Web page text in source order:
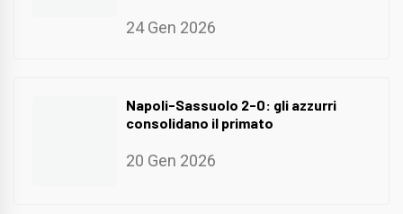
24 Gen 2026
Napoli-Sassuolo 2-0: gli azzurri
consolidano il primato
20 Gen 2026